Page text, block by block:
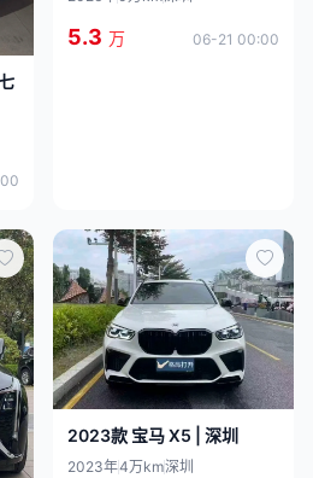
5.3 万 06-21 00:00
2023款 宝马 X5 | 深圳
2023年4万km深圳